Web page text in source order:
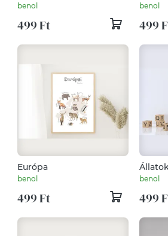
benol
499 Ft
benol
499
Európa
benol
499 Ft
benol
499